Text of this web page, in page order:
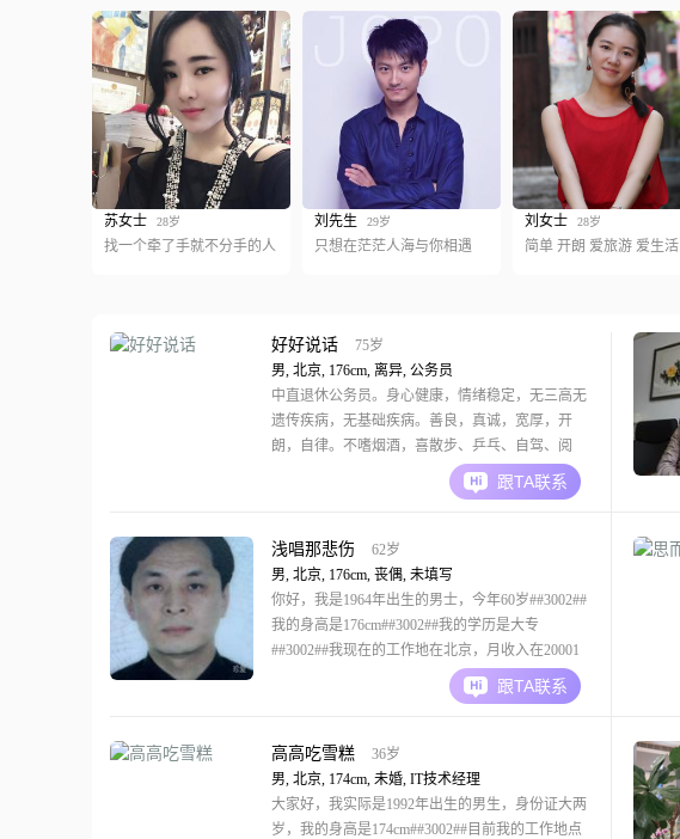
苏女士 28岁
找一个牵了手就不分手的人
刘先生 29岁
只想在茫茫人海与你相遇
刘女士 28岁
简单 开朗 爱旅游 爱生活
好好说话
75岁
男, 北京, 176cm, 离异, 公务员
中直退休公务员。身心健康，情绪稳定，无三高无
遗传疾病，无基础疾病。善良，真诚，宽厚，开
朗，自律。不嗜烟酒，喜散步、乒乓、自驾、阅
读、旅游 、烹饪、中医，养花。喜干净整洁，饮
食讲健康，生活本领多，儿子在澳大利亚，我一个
亲人，一位可以把自己的生命和后背值得托付的
人，婚姻是水乳交融
跟TA联系
浅唱那悲伤
62岁
男, 北京, 176cm, 丧偶, 未填写
你好，我是1964年出生的男士，今年60岁##3002##
我的身高是176cm##3002##我的学历是大专
##3002##我现在的工作地在北京，月收入在20001
元到50000元之间##3002##我的个人特征方面，大
家都说我是一个稳重可靠的人##3002##平时做事的
跟TA联系
高高吃雪糕
36岁
男, 北京, 174cm, 未婚, IT技术经理
大家好，我实际是1992年出生的男生，身份证大两
岁，我的身高是174cm##3002##目前我的工作地点